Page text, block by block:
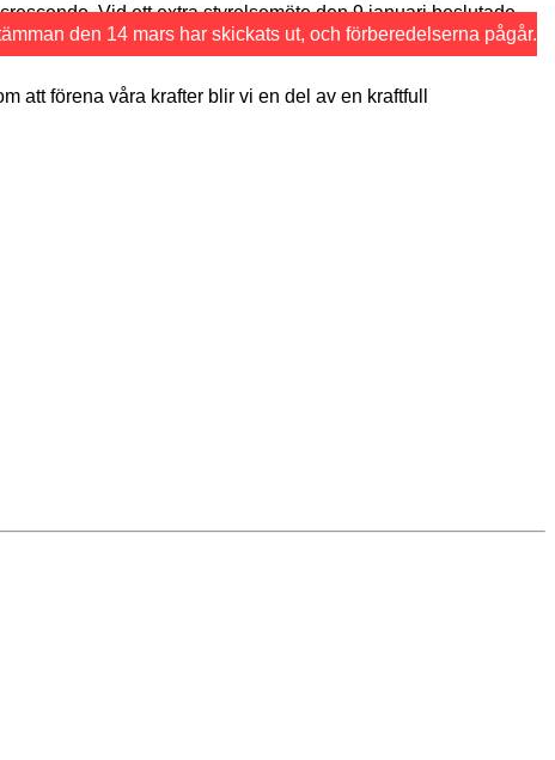
Vid ett extra styrelsemöte den 9 januari beslutade
den 14 mars har skickats ut, och förberedelserna pågår.
att förena våra krafter blir vi en del av en kraftfull